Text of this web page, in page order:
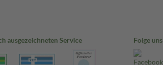
ausgezeichneten Service Folge uns